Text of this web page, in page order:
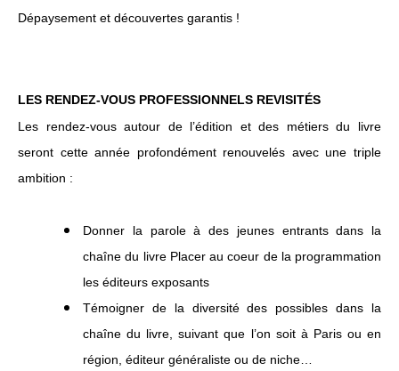
Dépaysement et découvertes garantis !
LES RENDEZ-VOUS PROFESSIONNELS REVISITÉS
Les rendez-vous autour de l’édition et des métiers du livre
seront cette année profondément renouvelés avec une triple
ambition :
Donner la parole à des jeunes entrants dans la
chaîne du livre Placer au coeur de la programmation
les éditeurs exposants
Témoigner de la diversité des possibles dans la
chaîne du livre, suivant que l’on soit à Paris ou en
région, éditeur généraliste ou de niche…